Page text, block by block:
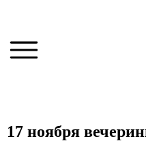
17 ноября